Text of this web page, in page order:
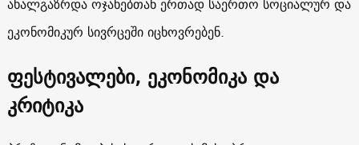
ეკონომიკურ სივრცეში იცხოვრებენ.
ფესტივალები, ეკონომიკა და
კრიტიკა